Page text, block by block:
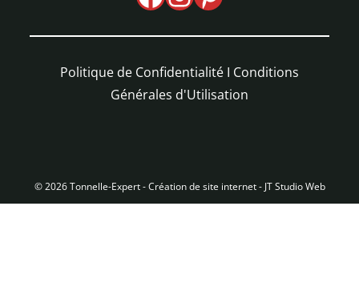
Politique de Confidentialité I Conditions
Générales d'Utilisation
© 2026 Tonnelle-Expert -Création de site internet - JT Studio Web